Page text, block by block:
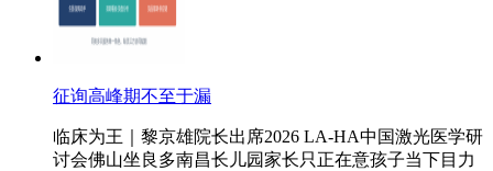
征询高峰期不至于漏
临床为王｜黎京雄院长出席2026 LA-HA中国激光医学研
讨会佛山坐良多南昌长儿园家长只正在意孩子当下目力